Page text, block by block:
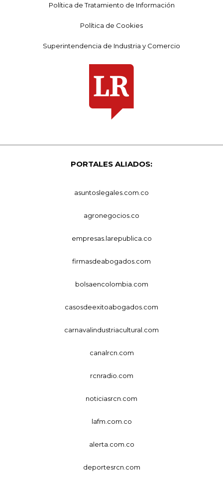
Política de Tratamiento de Información
Política de Cookies
Superintendencia de Industria y Comercio
PORTALES ALIADOS:
asuntoslegales.com.co
agronegocios.co
empresas.larepublica.co
firmasdeabogados.com
bolsaencolombia.com
casosdeexitoabogados.com
carnavalindustriacultural.com
canalrcn.com
rcnradio.com
noticiasrcn.com
lafm.com.co
alerta.com.co
deportesrcn.com